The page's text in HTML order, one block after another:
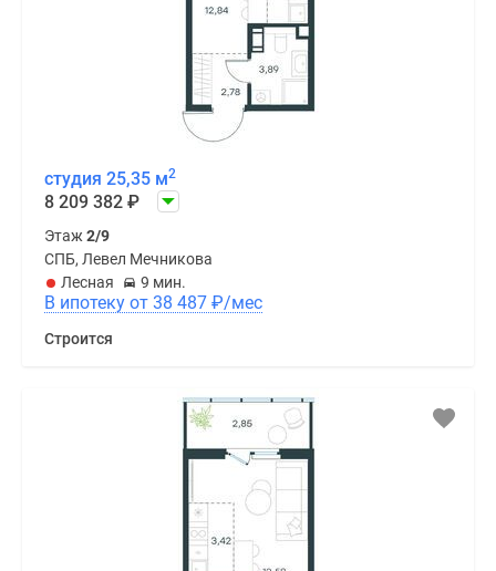
студия 25,35 м2
8 209 382 ₽
Этаж2/9
СПБ, Левел Мечникова
Лесная
9 мин.
В ипотеку от 38 487 ₽/мес
Строится